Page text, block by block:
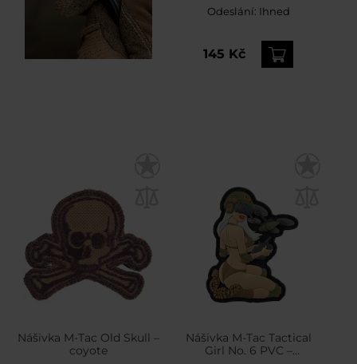
Odeslání: Ihned
145 Kč
Nášivka M-Tac Old Skull –
coyote
Nášivka M-Tac Tactical
Girl No. 6 PVC –